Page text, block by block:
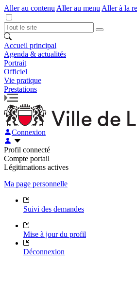
Aller au contenu Aller au menu Aller à la
Accueil principal
Agenda & actualités
Portrait
Officiel
Vie pratique
Prestations
Connexion
Profil connecté
Compte portail
Légitimations actives
Ma page personnelle
Suivi des demandes
Mise à jour du profil
Déconnexion